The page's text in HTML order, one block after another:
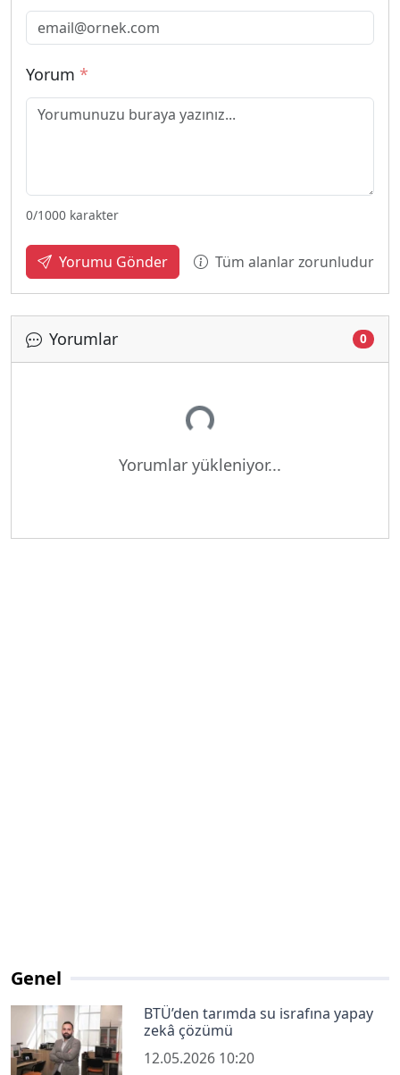
Yorum *
0/1000 karakter
Yorumu Gönder Tüm alanlar zorunludur
Yorumlar 0
Yükleniyor...
Yorumlar yükleniyor...
Genel
BTÜ’den tarımda su israfına yapay
zekâ çözümü
12.05.2026 10:20